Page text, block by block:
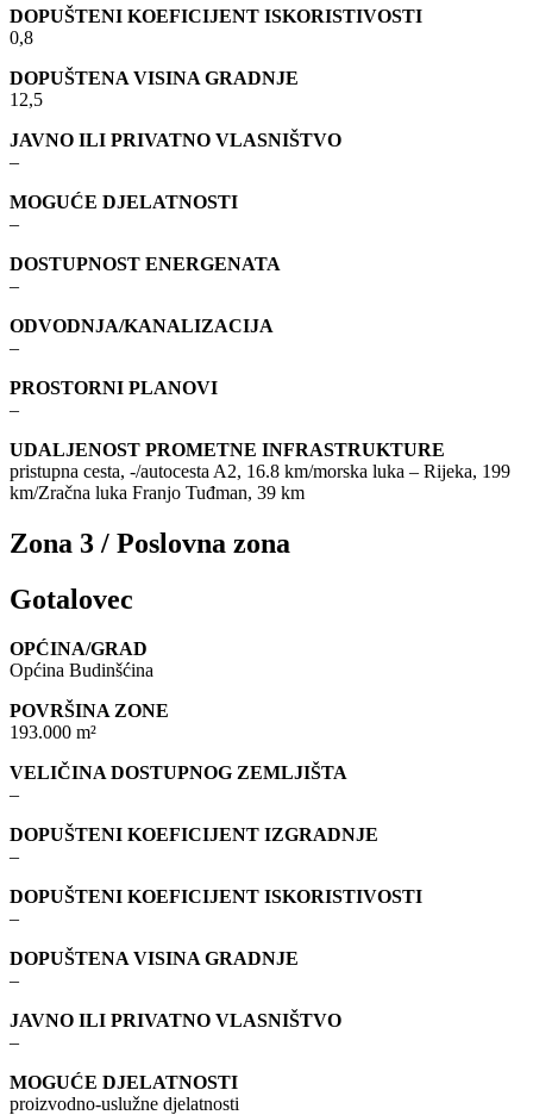
DOPUŠTENI KOEFICIJENT ISKORISTIVOSTI
0,8
DOPUŠTENA VISINA GRADNJE
12,5
JAVNO ILI PRIVATNO VLASNIŠTVO
–
MOGUĆE DJELATNOSTI
–
DOSTUPNOST ENERGENATA
–
ODVODNJA/KANALIZACIJA
–
PROSTORNI PLANOVI
–
UDALJENOST PROMETNE INFRASTRUKTURE
pristupna cesta, -/autocesta A2, 16.8 km/morska luka – Rijeka, 199
km/Zračna luka Franjo Tuđman, 39 km
Zona 3 / Poslovna zona
Gotalovec
OPĆINA/GRAD
Općina Budinšćina
POVRŠINA ZONE
193.000 m²
VELIČINA DOSTUPNOG ZEMLJIŠTA
–
DOPUŠTENI KOEFICIJENT IZGRADNJE
–
DOPUŠTENI KOEFICIJENT ISKORISTIVOSTI
–
DOPUŠTENA VISINA GRADNJE
–
JAVNO ILI PRIVATNO VLASNIŠTVO
–
MOGUĆE DJELATNOSTI
proizvodno-uslužne djelatnosti